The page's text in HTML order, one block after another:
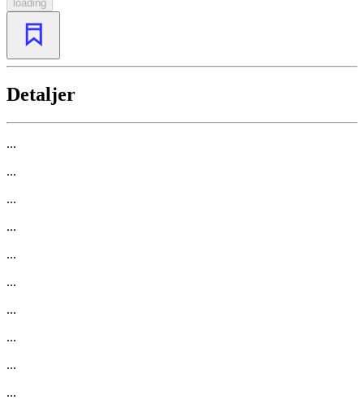
loading
Detaljer
...
...
...
...
...
...
...
...
...
...